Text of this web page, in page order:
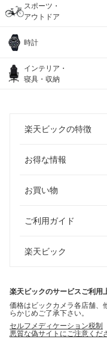
スポーツ・
アウトドア
時計
インテリア・
寝具・収納
楽天ビックの特徴
お得な情報
お買い物
ご利用ガイド
楽天ビック
楽天ビックのサービスご利用
価格はビックカメラ各店舗、
らかじめご了承下さい。
セルフメディケーション税制
悪質な偽サイトにご注意くだ